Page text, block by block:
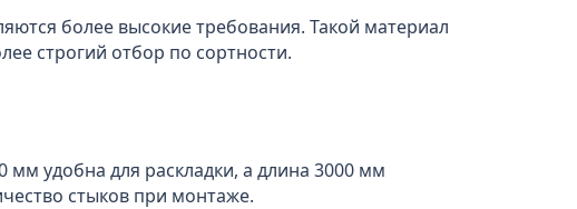
более высокие требования. Такой материал
строгий отбор по сортности.
удобна для раскладки, а длина 3000 мм
стыков при монтаже.